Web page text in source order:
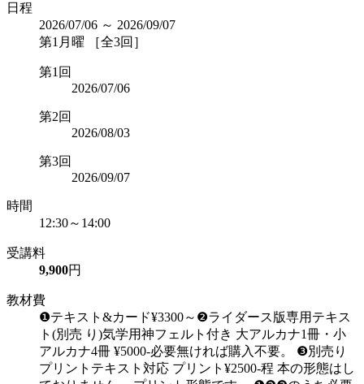
日程
2026/07/06 ～ 2026/09/07
第1月曜 ［全3回］
第1回
2026/07/06
第2回
2026/08/03
第3回
2026/09/07
時間
12:30～14:00
受講料
9,900円
教材費
❶テキスト&カード¥3300～❷ライダース版専用テキス
ト(別売 り)気学用神フェルト付き 大アルカナ1冊・小
アルカナ4冊 ¥5000-必要無ければ購入不要。 ❸別売り
プリントテキスト対応 プリント¥2500-程 本の形態はし